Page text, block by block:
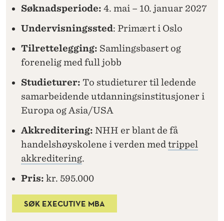
Søknadsperiode: 4. mai – 10. januar 2027
Undervisningssted: Primært i Oslo
Tilrettelegging: Samlingsbasert og
forenelig med full jobb
Studieturer: To studieturer til ledende
samarbeidende utdanningsinstitusjoner i
Europa og Asia/USA
Akkreditering: NHH er blant de få
handelshøyskolene i verden med trippel
akkreditering.
Pris: kr. 595.000
SØK EXECUTIVE MBA